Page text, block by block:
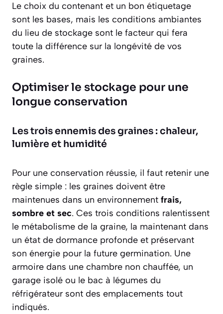
Le choix du contenant et un bon étiquetage
sont les bases, mais les conditions ambiantes
du lieu de stockage sont le facteur qui fera
toute la différence sur la longévité de vos
graines.
Optimiser le stockage pour une
longue conservation
Les trois ennemis des graines : chaleur,
lumière et humidité
Pour une conservation réussie, il faut retenir une
règle simple : les graines doivent être
maintenues dans un environnement frais,
sombre et sec. Ces trois conditions ralentissent
le métabolisme de la graine, la maintenant dans
un état de dormance profonde et préservant
son énergie pour la future germination. Une
armoire dans une chambre non chauffée, un
garage isolé ou le bac à légumes du
réfrigérateur sont des emplacements tout
indiqués.